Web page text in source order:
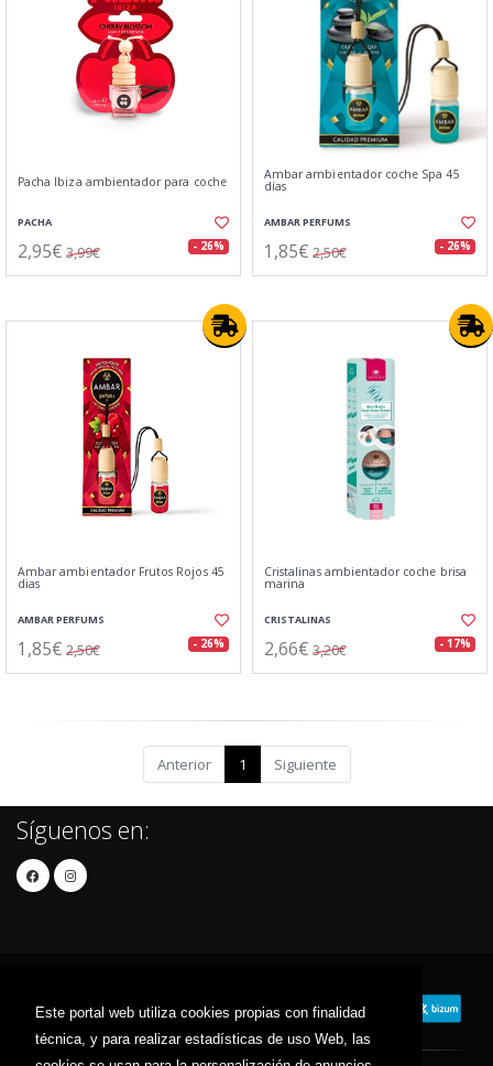
Este portal web utiliza cookies propias con finalidad
técnica, y para realizar estadísticas de uso Web, las
Pacha Ibiza ambientador para coche
PACHA
2,95€ 3,99€ - 26%
Ambar ambientador coche Spa 45
días
AMBAR PERFUMS
1,85€ 2,50€ - 26%
Ambar ambientador Frutos Rojos 45
dias
AMBAR PERFUMS
1,85€ 2,50€ - 26%
Cristalinas ambientador coche brisa
marina
CRISTALINAS
2,66€ 3,20€ - 17%
Anterior 1 Siguiente
Síguenos en: